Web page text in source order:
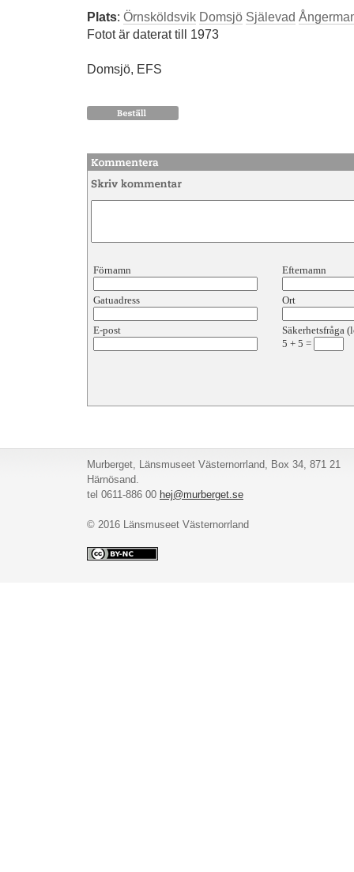
Plats: Örnsköldsvik Domsjö Själevad
Fotot är daterat till 1973
Domsjö, EFS
Förnamn Efternamn
Gatuadress Ort
E-post
Säkerhetsfråga
5 + 5 =
Murberget, Länsmuseet Västernorrland, Box 34, 871 21
Härnösand.
tel 0611-886 00 hej@murberget.se
© 2016 Länsmuseet Västernorrland